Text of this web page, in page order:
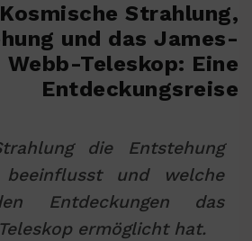
Kosmische Strahlung,
und das James-
Webb-Teleskop: Eine
Entdeckungsreise
die Entstehung
und welche
Entdeckungen das
ermöglicht hat.